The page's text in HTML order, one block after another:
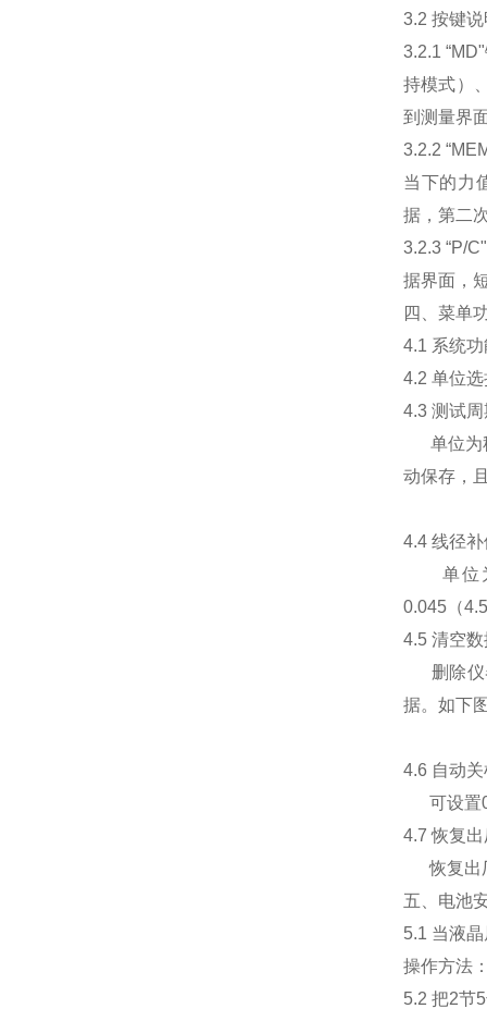
3.2 按键
3.2.1
持模式）
到测量界
3.2.2
当下的力
据，第二
3.2.3 “P/
据界面，
四、菜单
4.1 系统
4.2 单位
4.3 测试
单位为
动保存，
4.4 线径
单位为
0.045（
4.5 清空
删除仪
据。如下
4.6 自动
可设置0-
4.7 恢复
恢复出
五、电池
5.1 当液
操作方法
5.2 把2节